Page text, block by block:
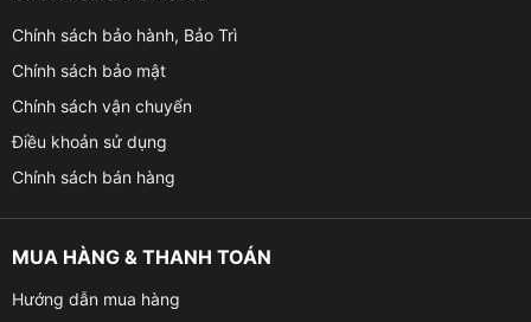
– Hình ảnh chuẩn AHD, rõ nét cả ban ngày và ban đêm.
– Tự động hiển thị camera theo tín hiệu xi-nhan và cài
số R.
– Hiển thị góc nhìn giả lập 3D chân thực, giúp người lái
– Ghi lại hành trình di chuyển của xe theo thời gian
trường hợp cần thiết.
Chính sách bảo hành, Bảo Trì
Chính sách bảo mật
Chính sách vận chuyển
Điều khoản sử dụng
Chính sách bán hàng
MUA HÀNG & THANH TOÁN
Hướng dẫn mua hàng